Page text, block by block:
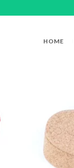
HOME